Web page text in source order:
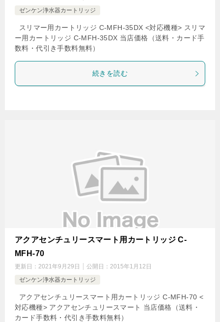
ゼンケン浄水器カートリッジ
スリマー用カートリッジ C-MFH-35DX <対応機種> スリマ
ー用カートリッジ C-MFH-35DX 当店価格（送料・カード手
数料・代引き手数料無料）
続きを読む
アクアセンチュリースマート用カートリッジ C-
MFH-70
更新日： 2021年9月29日 公開日： 2015年1月12日
ゼンケン浄水器カートリッジ
アクアセンチュリースマート用カートリッジ C-MFH-70 <
対応機種> アクアセンチュリースマート 当店価格（送料・
カード手数料・代引き手数料無料）